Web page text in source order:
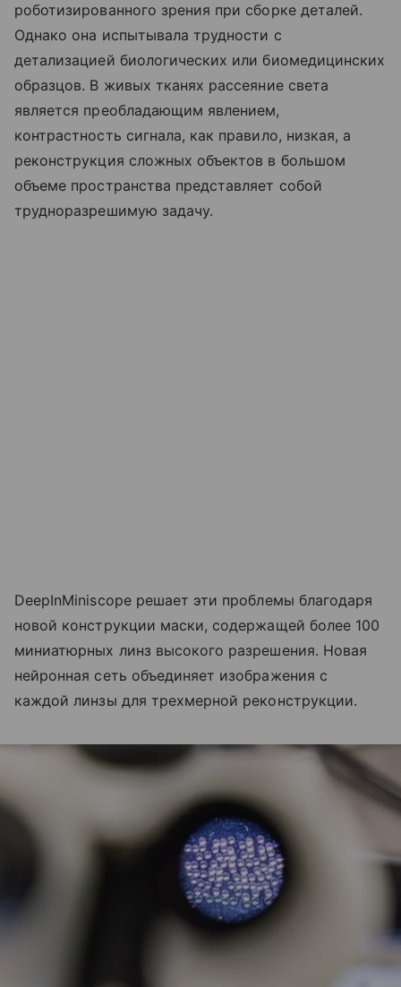
роботизированного зрения при сборке деталей.
Однако она испытывала трудности с
детализацией биологических или биомедицинских
образцов. В живых тканях рассеяние света
является преобладающим явлением,
контрастность сигнала, как правило, низкая, а
реконструкция сложных объектов в большом
объеме пространства представляет собой
трудноразрешимую задачу.
DeepInMiniscope решает эти проблемы благодаря
новой конструкции маски, содержащей более 100
миниатюрных линз высокого разрешения. Новая
нейронная сеть объединяет изображения с
каждой линзы для трехмерной реконструкции.